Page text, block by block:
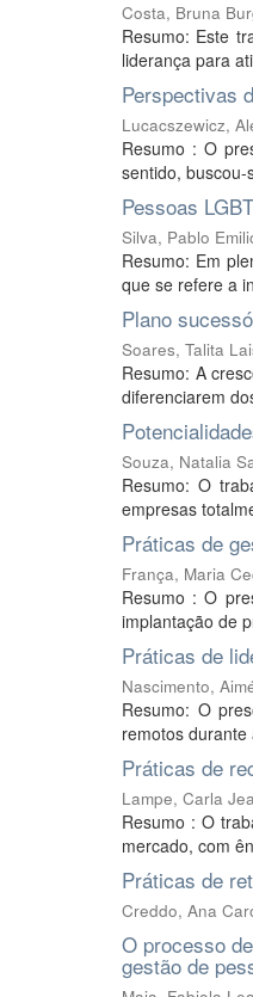
Costa, Bruna
Resumo: Este
liderança para
Perspectivas
Lucacszewicz,
Resumo : O
sentido,
Pessoas
Silva, Pablo
Resumo: Em
que se refere a
Plano
Soares, Talita
Resumo: A
diferenciarem
Souza, Natalia
Resumo: O
empresas
Práticas de
França, Maria
Resumo : O
implantação de
Práticas de
Nascimento,
Resumo: O
remotos
Práticas de
Lampe, Carla
Resumo : O
mercado, com
Práticas de
Creddo, Ana
O processo
gestão de